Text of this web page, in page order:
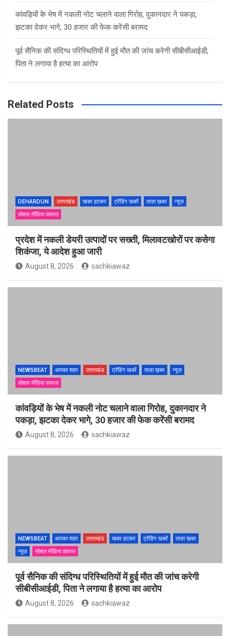
कांवड़ियों के भेष में नकली नोट चलाने वाला गिरोह, दुकानदार ने पकड़ा,
झटका देकर भागे, 30 हजार की फेक करेंसी बरामद
पूर्व सैनिक की संदिग्ध परिस्थितियों में हुई मौत की जांच करेगी सीबीसीआईडी,
पिता ने लगाया है हत्या का आरोप
Related Posts
DEHARDUN उत्तराखंड खबर हटकर ट्रेंडिंग खबरें ताज़ा ख़बर
न्यूज़
सोशल मीडिया वायरल
प्रदेश में नकली डेयरी उत्पादों पर सख्ती, मिलावटखोरों पर कसेगा
शिकंजा, ये आदेश हुआ जारी
August 8, 2026 sachkiawaz
NEWSBEAT आपका शहर उत्तराखंड ट्रेंडिंग खबरें ताज़ा ख़बर
न्यूज़
सोशल मीडिया वायरल
कांवड़ियों के भेष में नकली नोट चलाने वाला गिरोह, दुकानदार ने
पकड़ा, झटका देकर भागे, 30 हजार की फेक करेंसी बरामद
August 8, 2026 sachkiawaz
NEWSBEAT आपका शहर उत्तराखंड खबर हटकर ट्रेंडिंग खबरें
ताज़ा ख़बर
न्यूज़
सोशल मीडिया वायरल
पूर्व सैनिक की संदिग्ध परिस्थितियों में हुई मौत की जांच करेगी
सीबीसीआईडी, पिता ने लगाया है हत्या का आरोप
August 8, 2026 sachkiawaz